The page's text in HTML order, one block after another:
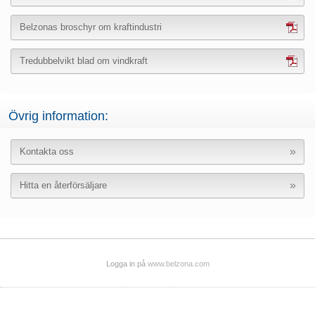
Belzonas broschyr om kraftindustri
Tredubbelvikt blad om vindkraft
Övrig information:
Kontakta oss
Hitta en återförsäljare
Logga in på www.belzona.com